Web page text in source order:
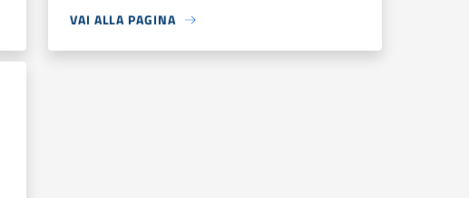
VAI ALLA PAGINA